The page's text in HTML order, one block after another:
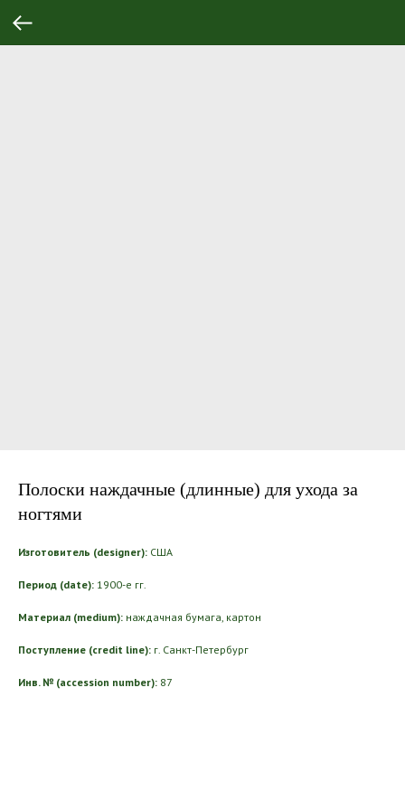
Полоски наждачные (длинные) для ухода за
ногтями
Изготовитель (designer): США
Период (date): 1900-е гг.
Материал (medium): наждачная бумага, картон
Поступление (credit line): г. Санкт-Петербург
Инв. № (accession number): 87